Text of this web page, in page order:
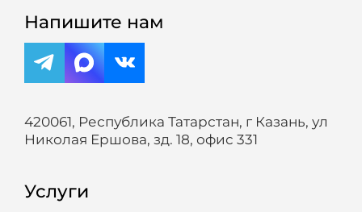
Напишите нам
420061, Республика Татарстан, г Казань, ул
Николая Ершова, зд. 18, офис 331
Услуги